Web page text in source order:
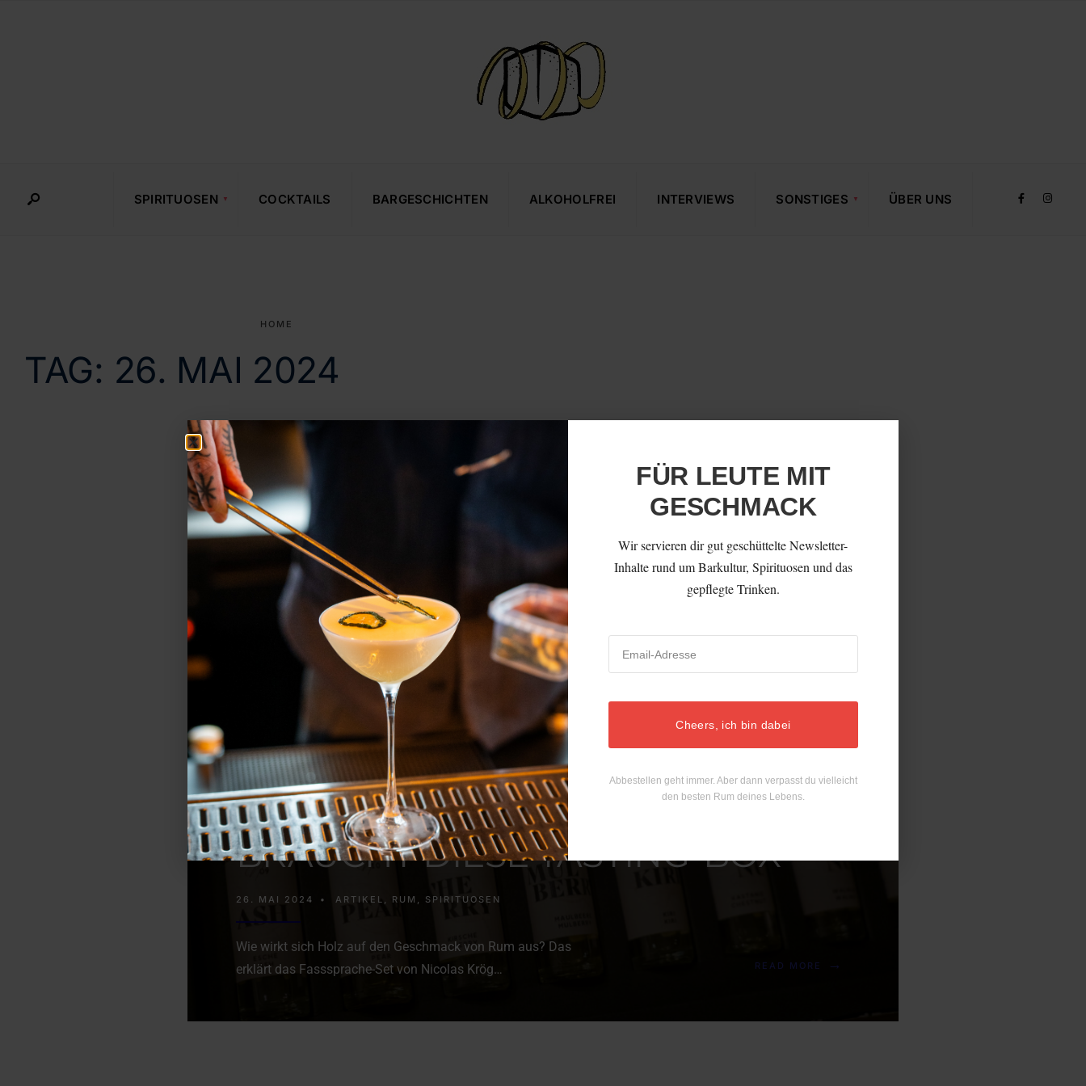
SPIRITUOSEN COCKTAILS BARGESCHICHTEN ALKOHOLFREI INTERVIEWS SONSTIGES ÜBER UNS
HOME
TAG: 26. MAI 2024
FASSSPRACHE – WER FASS-
FINISHES VERSTEHEN WILL,
BRAUCHT DIESE TASTING-BOX
26. MAI 2024 • ARTIKEL , RUM , SPIRITUOSEN
Wie wirkt sich Holz auf den Geschmack von Rum aus? Das
erklärt das Fasssprache-Set von Nicolas Krög…
READ MORE →
FÜR LEUTE MIT
GESCHMACK
Wir servieren dir gut geschüttelte Newsletter-
Inhalte rund um Barkultur, Spirituosen und das
gepflegte Trinken.
Cheers, ich bin dabei
Abbestellen geht immer. Aber dann verpasst du vielleicht
den besten Rum deines Lebens.